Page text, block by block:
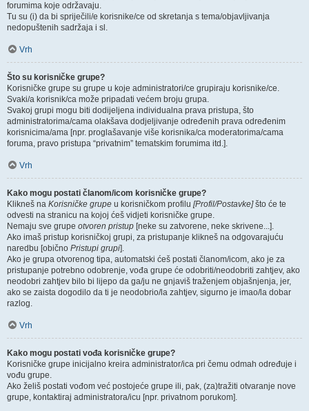
forumima koje održavaju.
Tu su (i) da bi spriječili/e korisnike/ce od skretanja s tema/objavljivanja
nedopuštenih sadržaja i sl.
Vrh
Što su korisničke grupe?
Korisničke grupe su grupe u koje administratori/ce grupiraju korisnike/ce.
Svaki/a korisnik/ca može pripadati većem broju grupa.
Svakoj grupi mogu biti dodijeljena individualna prava pristupa, što
administratorima/cama olakšava dodjeljivanje određenih prava određenim
korisnicima/ama [npr. proglašavanje više korisnika/ca moderatorima/cama
foruma, pravo pristupa “privatnim” tematskim forumima itd.].
Vrh
Kako mogu postati članom/icom korisničke grupe?
Klikneš na Korisničke grupe u korisničkom profilu [Profil/Postavke]što će te
odvesti na stranicu na kojoj ćeš vidjeti korisničke grupe.
Nemaju sve grupe otvoren pristup [neke su zatvorene, neke skrivene...].
Ako imaš pristup korisničkoj grupi, za pristupanje klikneš na odgovarajuću
naredbu [obično Pristupi grupi].
Ako je grupa otvorenog tipa, automatski ćeš postati članom/icom, ako je za
pristupanje potrebno odobrenje, vođa grupe će odobriti/neodobriti zahtjev, ako
neodobri zahtjev bilo bi lijepo da ga/ju ne gnjaviš traženjem objašnjenja, jer,
ako se zaista dogodilo da ti je neodobrio/la zahtjev, sigurno je imao/la dobar
razlog.
Vrh
Kako mogu postati vođa korisničke grupe?
Korisničke grupe inicijalno kreira administrator/ica pri čemu odmah određuje i
vođu grupe.
Ako želiš postati vođom već postojeće grupe ili, pak, (za)tražiti otvaranje nove
grupe, kontaktiraj administratora/icu [npr. privatnom porukom].